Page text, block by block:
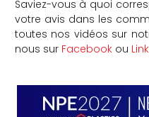
Saviez-vous à quoi
votre avis dans les
toutes nos vidéos sur
nous sur Facebookou